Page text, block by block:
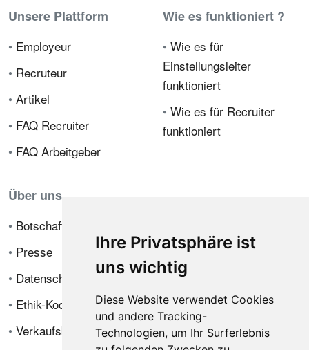
Ihre Privatsphäre ist
uns wichtig
Diese Website verwendet Cookies
und andere Tracking-
Technologien, um Ihr Surferlebnis
Unsere Plattform
• Employeur
• Recruteur
• Artikel
• FAQ Recruiter
• FAQ Arbeitgeber
Wie es funktioniert ?
• Wie es für
Einstellungsleiter
funktioniert
• Wie es für Recruiter
funktioniert
Über uns
• Botschafterprogramm
• Presse
• Datenschutzrichtlinie
• Ethik-Kodex
• Verkaufsbedingungen